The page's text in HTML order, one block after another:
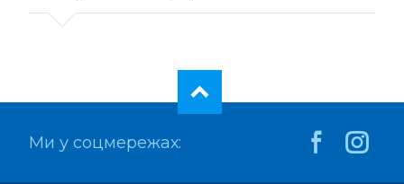
Ми у соцмережах: